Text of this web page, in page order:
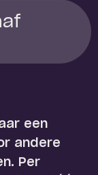
een
andere
Per